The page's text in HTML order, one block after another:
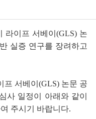
라이프 서베이(GLS) 논
실증 연구를 장려하고
프 서베이(GLS) 논문 공
사 일정이 아래와 같이
주시기 바랍니다.